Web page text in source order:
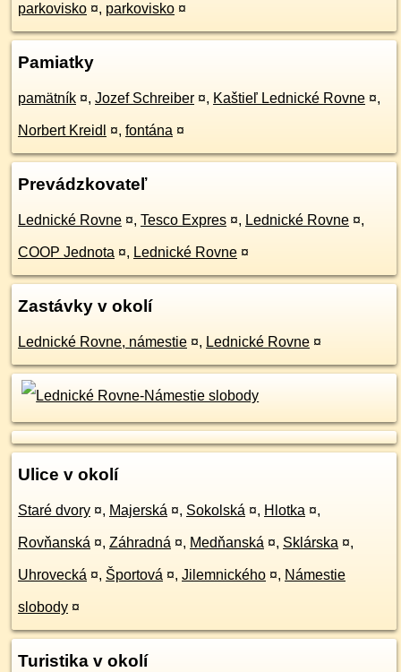
parkovisko ¤, parkovisko ¤
Pamiatky
pamätník ¤, Jozef Schreiber ¤, Kaštieľ Lednické Rovne ¤,
Norbert Kreidl ¤, fontána ¤
Prevádzkovateľ
Lednické Rovne ¤, Tesco Expres ¤, Lednické Rovne ¤,
COOP Jednota ¤, Lednické Rovne ¤
Zastávky v okolí
Lednické Rovne, námestie ¤, Lednické Rovne ¤
Ulice v okolí
Staré dvory ¤, Majerská ¤, Sokolská ¤, Hlotka ¤,
Rovňanská ¤, Záhradná ¤, Medňanská ¤, Sklárska ¤,
Uhrovecká ¤, Športová ¤, Jilemnického ¤, Námestie
slobody ¤
Turistika v okolí